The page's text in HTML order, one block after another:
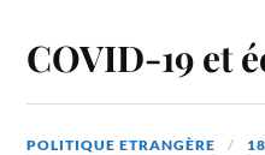
COVID-19 et
POLITIQUE ETRANGÈRE